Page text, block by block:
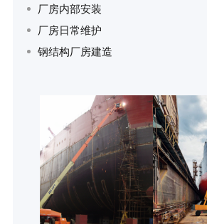
厂房内部安装
厂房日常维护
钢结构厂房建造